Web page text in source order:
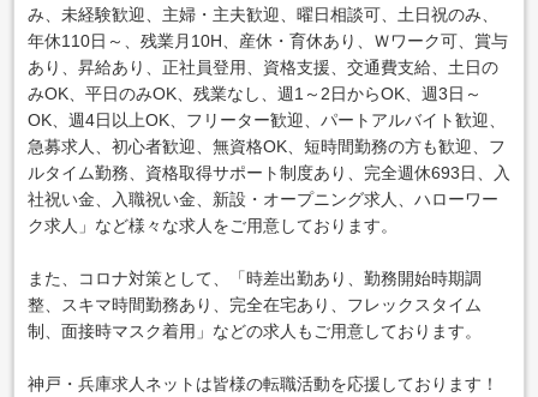
み、未経験歓迎、主婦・主夫歓迎、曜日相談可、土日祝のみ、
年休110日～、残業月10H、産休・育休あり、Ｗワーク可、賞与
あり、昇給あり、正社員登用、資格支援、交通費支給、土日の
みOK、平日のみOK、残業なし、週1～2日からOK、週3日～
OK、週4日以上OK、フリーター歓迎、パートアルバイト歓迎、
急募求人、初心者歓迎、無資格OK、短時間勤務の方も歓迎、フ
ルタイム勤務、資格取得サポート制度あり、完全週休693日、入
社祝い金、入職祝い金、新設・オープニング求人、ハローワー
ク求人」など様々な求人をご用意しております。
また、コロナ対策として、「時差出勤あり、勤務開始時期調
整、スキマ時間勤務あり、完全在宅あり、フレックスタイム
制、面接時マスク着用」などの求人もご用意しております。
神戸・兵庫求人ネットは皆様の転職活動を応援しております！